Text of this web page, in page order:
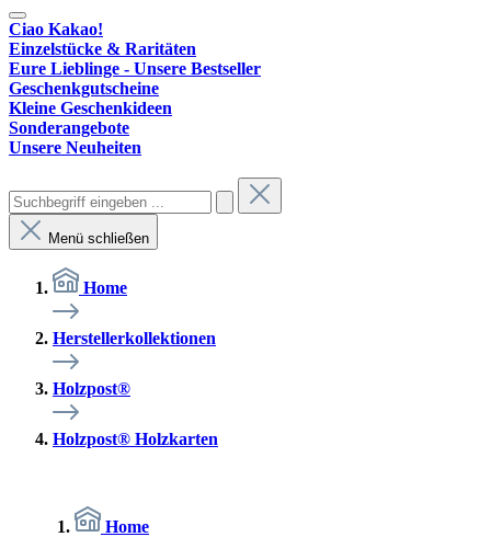
Ciao Kakao!
Einzelstücke & Raritäten
Eure Lieblinge - Unsere Bestseller
Geschenkgutscheine
Kleine Geschenkideen
Sonderangebote
Unsere Neuheiten
Menü schließen
Home
Herstellerkollektionen
Holzpost®
Holzpost® Holzkarten
Home